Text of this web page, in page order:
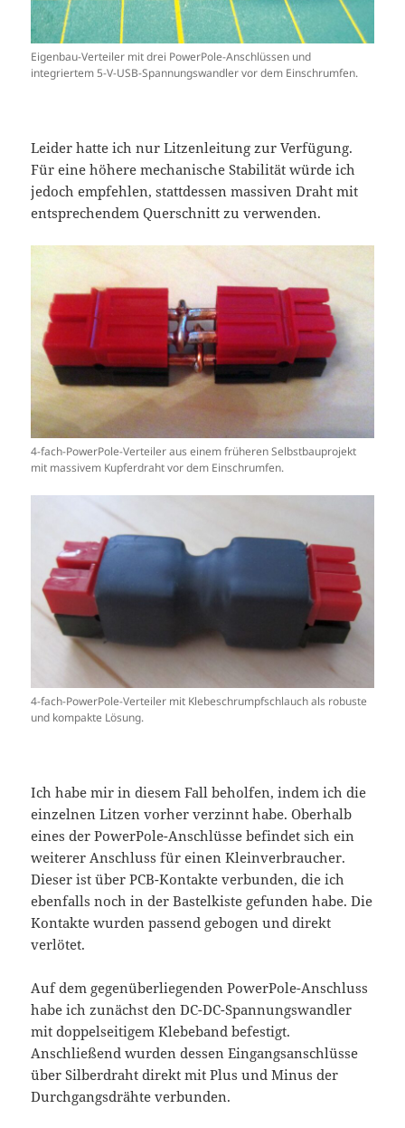
Eigenbau-Verteiler mit drei PowerPole-Anschlüssen und
integriertem 5-V-USB-Spannungswandler vor dem Einschrumfen.
Leider hatte ich nur Litzenleitung zur Verfügung.
Für eine höhere mechanische Stabilität würde ich
jedoch empfehlen, stattdessen massiven Draht mit
entsprechendem Querschnitt zu verwenden.
4-fach-PowerPole-Verteiler aus einem früheren Selbstbauprojekt
mit massivem Kupferdraht vor dem Einschrumfen.
4-fach-PowerPole-Verteiler mit Klebeschrumpfschlauch als robuste
und kompakte Lösung.
Ich habe mir in diesem Fall beholfen, indem ich die
einzelnen Litzen vorher verzinnt habe. Oberhalb
eines der PowerPole-Anschlüsse befindet sich ein
weiterer Anschluss für einen Kleinverbraucher.
Dieser ist über PCB-Kontakte verbunden, die ich
ebenfalls noch in der Bastelkiste gefunden habe. Die
Kontakte wurden passend gebogen und direkt
verlötet.
Auf dem gegenüberliegenden PowerPole-Anschluss
habe ich zunächst den DC-DC-Spannungswandler
mit doppelseitigem Klebeband befestigt.
Anschließend wurden dessen Eingangsanschlüsse
über Silberdraht direkt mit Plus und Minus der
Durchgangsdrähte verbunden.